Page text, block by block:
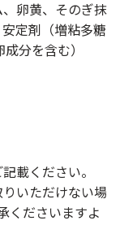
卵黄、そのぎ抹
定剤（増粘多糖
分を含む）
載ください。
いただけない場
くださいますよ